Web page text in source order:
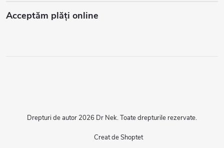
Acceptăm plăţi online
Creat de Shoptet
Drepturi de autor 2026 Dr Nek. Toate drepturile rezervate.